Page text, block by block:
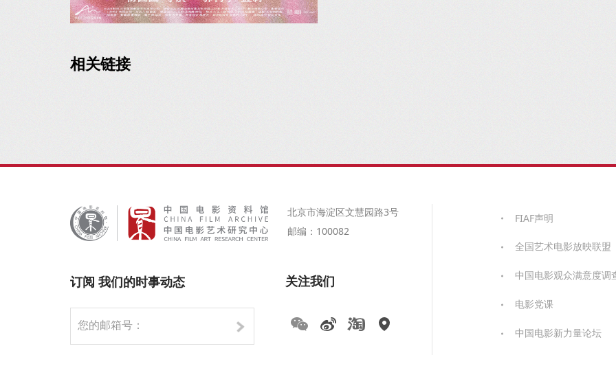
相关链接
北京市海淀区文慧园路3号
邮编：100082
订阅 我们的时事动态 关注我们
FIAF声明
全国艺术电影放映联盟
中国电影观众满意度调
电影党课
中国电影新力量论坛